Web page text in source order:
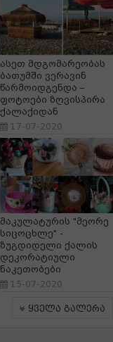
ასეთ მდგომარეობას
ბათუმში ვერავინ
წარმოიდგენდა –
ფოტოები ზღვისპირა
ქალაქიდან
17-07-2020
მაკულატურის "მეორე
სიცოცხლე" -
ზუგდიდელი ქალის
დეკორატიული
ნაკეთობები
15-07-2020
ყველა გალერა